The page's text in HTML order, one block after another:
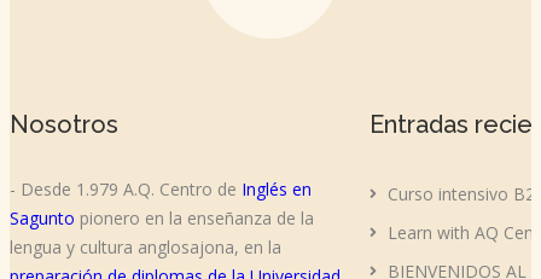
Nosotros
- Desde 1.979 A.Q. Centro de Inglés en
Sagunto pionero en la enseñanza de la
lengua y cultura anglosajona, en la
Entradas
Curso intensivo B2
Learn with AQ
BIENVENIDOS AL